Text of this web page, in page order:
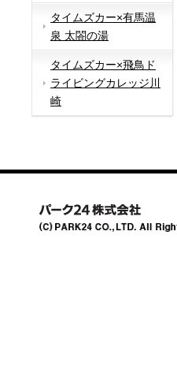
タイムズカー×有馬温
泉 太閤の湯
タイムズカー×飛鳥ド
ライビングカレッジ川
崎